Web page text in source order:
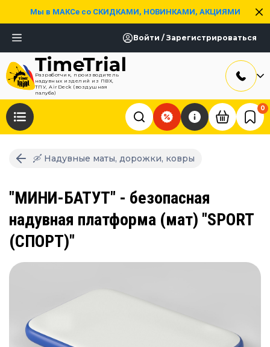
Мы в МАКСе со СКИДКАМИ, НОВИНКАМИ, АКЦИЯМИ
Войти / Зарегистрироваться
Разработчик, производитель
надувных изделий из ПВХ,
ТПУ, AirDeck (воздушная
палуба)
0
🛶 Надувные маты, дорожки, ковры
"МИНИ-БАТУТ" - безопасная
надувная платформа (мат) "SPORT
(СПОРТ)"